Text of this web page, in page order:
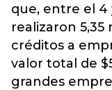
que, entre el 4
realizaron
créditos a
valor total de
grandes